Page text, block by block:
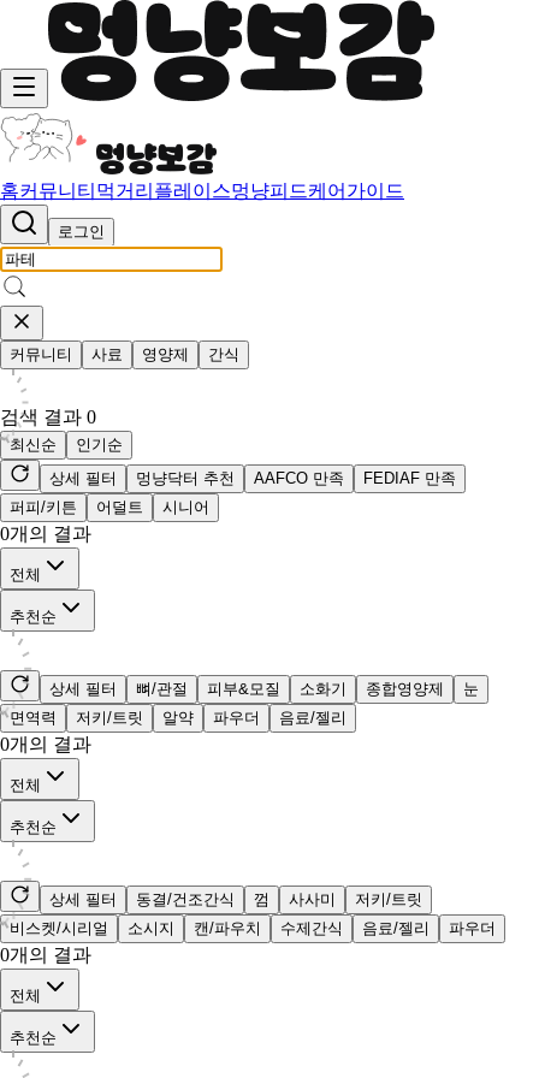
홈커뮤니티 먹거리 플레이스멍냥피드케어가이드
로그인
커뮤니티 사료 영양제 간식
검색 결과 0
최신순
인기순
상세 필터
멍냥닥터 추천 AAFCO 만족
FEDIAF 만족
퍼피/키튼
어덜트 시니어
0개의 결과
전체
추천순
상세 필터 뼈/관절 피부&모질 소화기 종합영양제
눈
면역력
저키/트릿 알약 파우더 음료/젤리
0개의 결과
전체
추천순
상세 필터 동결/건조간식 껌 사사미
저키/트릿
비스켓/시리얼
소시지 캔/파우치 수제간식 음료/젤리 파우더
0개의 결과
전체
추천순